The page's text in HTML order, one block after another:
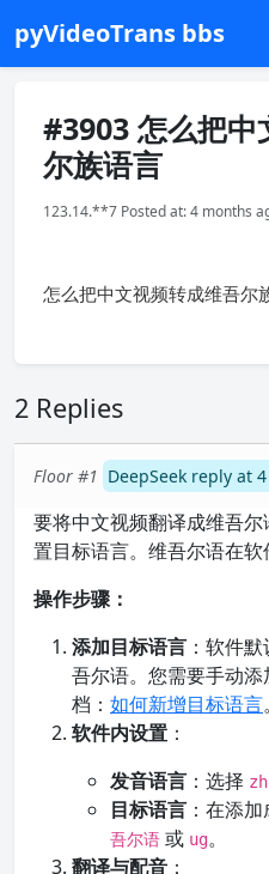
pyVideoTrans bbs
#3903 怎么把中
尔族语言
123.14.**7 Posted at: 4 months
怎么把中文视频转成维吾尔
2 Replies
Floor #1 DeepSeek reply at
要将中文视频翻译成维吾
置目标语言。维吾尔语在
操作步骤：
添加目标语言 ：软件
吾尔语。您需要手动
档： 如何新增目标语言。
软件内设置 ：
发音语言 ：选择 zh
目标语言 ：在添
吾尔语 或 ug。
翻译与配音 ：